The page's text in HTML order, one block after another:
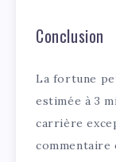
Conclusion
La fortune
estimée à 3
carrière